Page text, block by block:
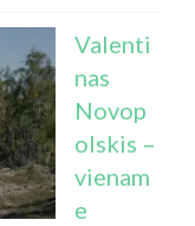
Valenti
nas
Novop
olskis –
vienam
e